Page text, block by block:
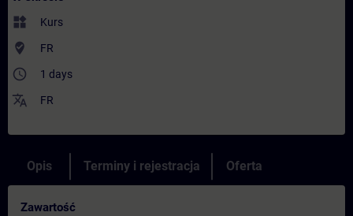
widgets Kurs
where_to_vote FR
access_time 1 days
translate FR
Opis Terminy i rejestracja Oferta
Zawartość